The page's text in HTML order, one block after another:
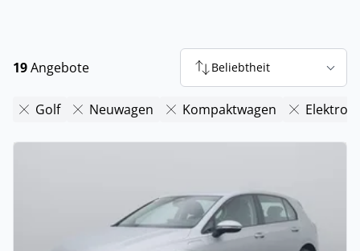
19Angebote Beliebtheit
Golf Neuwagen Kompaktwagen Elektro